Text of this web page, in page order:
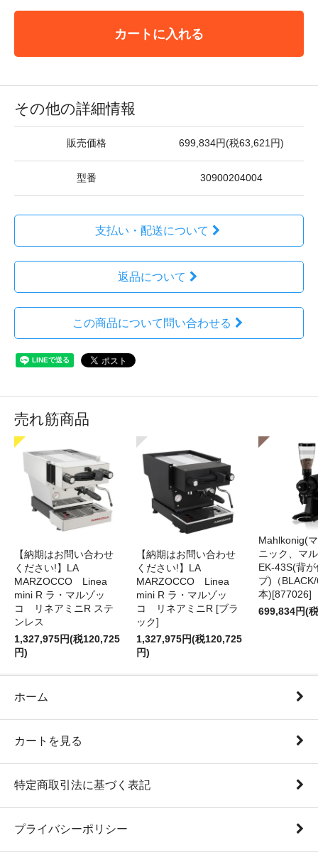
カートに入れる
その他の詳細情報
販売価格 699,834円(税63,621円)
型番 30900204004
支払い・配送について
返品について
この商品について問い合わせる
売れ筋商品
【納期はお問い合わせ
ください!】LA
MARZOCCO Linea
mini R ラ・マルゾッ
コ リネアミニR ステ
ンレス
1,327,975円(税120,725
円)
【納期はお問い合わせ
ください!】LA
MARZOCCO Linea
mini R ラ・マルゾッ
コ リネアミニR [ブラ
ック]
1,327,975円(税120,725
円)
Mahlkonig(
ニック、マ
EK-43S(背
プ)（
本)[877026]
699,834円(
ホーム
カートを見る
特定商取引法に基づく表記
プライバシーポリシー